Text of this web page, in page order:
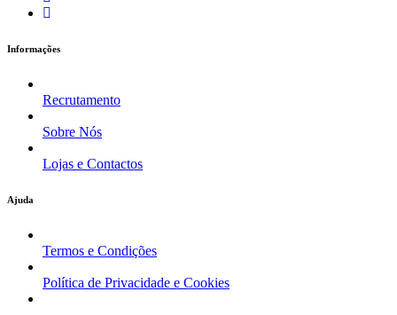
Informações
Recrutamento
Sobre Nós
Lojas e Contactos
Ajuda
Termos e Condições
Política de Privacidade e Cookies